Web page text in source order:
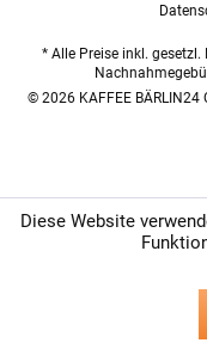
* Alle Preise inkl. gesetzl.
© 2026 KAFFEE BÄRLIN24
Diese Website